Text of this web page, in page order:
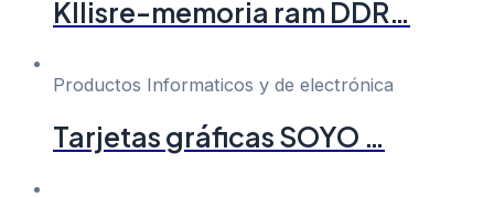
Kllisre-memoria ram DDR…
Productos Informaticos y de electrónica
Tarjetas gráficas SOYO …